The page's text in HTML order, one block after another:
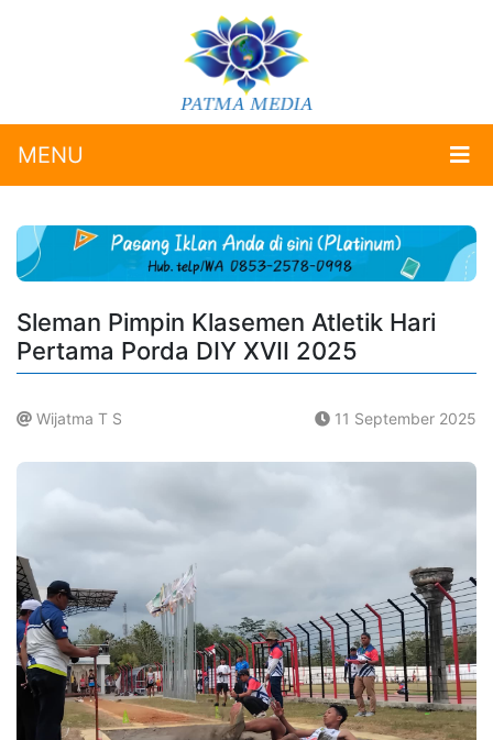
MENU
Sleman Pimpin Klasemen Atletik Hari
Pertama Porda DIY XVII 2025
Wijatma T S 11 September 2025